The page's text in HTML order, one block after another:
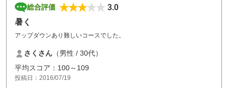
総合評価
3.0
暑く
アップダウンあり難しいコースでした。
さくさん （男性 / 30代）
平均スコア：100～109
投稿日：2016/07/19